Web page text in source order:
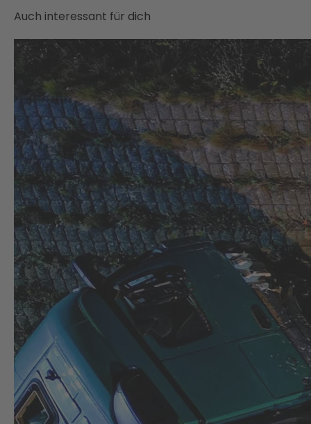
Auch interessant für dich